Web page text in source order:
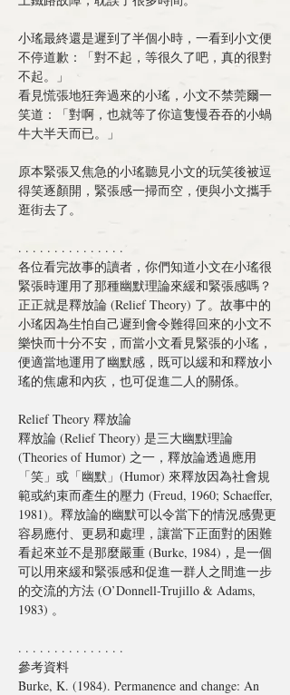
小瑤最終還是遲到了半個小時，一看到小文便
不停道歉：「對不起，等很久了吧，真的很對
不起。」
看見慌張地狂奔過來的小瑤，小文不禁莞爾一
笑道：「對啊，也就等了你這隻慢吞吞的小蝸
牛大半天而已。」
原本緊張又焦急的小瑤聽見小文的玩笑後被逗
得笑逐顏開，緊張感一掃而空，便與小文攜手
逛街去了。
. . . . . . . . . . . . . . .
各位看完故事的讀者，你們知道小文在小瑤很
緊張時運用了那種幽默理論來緩和緊張感嗎？
正正就是釋放論 (Relief Theory) 了。故事中的
小瑤因為生怕自己遲到會令難得回來的小文不
樂快而十分不安，而當小文看見緊張的小瑤，
便適當地運用了幽默感，既可以緩和和釋放小
瑤的焦慮和內疚，也可促進二人的關係。
Relief Theory 釋放論
釋放論 (Relief Theory) 是三大幽默理論
(Theories of Humor) 之一，釋放論透過應用
「笑」或「幽默」(Humor) 來釋放因為社會規
範或約束而產生的壓力 (Freud, 1960; Schaeffer,
1981)。釋放論的幽默可以令當下的情況感覺更
容易應付、更易和處理，讓當下正面對的困難
看起來並不是那麼嚴重 (Burke, 1984)，是一個
可以用來緩和緊張感和促進一群人之間進一步
的交流的方法 (O’Donnell-Trujillo & Adams,
1983) 。
. . . . . . . . . . . . . . .
參考資料
Burke, K. (1984). Permanence and change: An